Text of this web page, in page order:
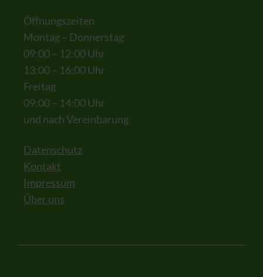
Öffnungszeiten
Montag – Donnerstag
09:00 – 12:00 Uhr
13:00 – 16:00 Uhr
Freitag
09:00 – 14:00 Uhr
und nach Vereinbarung
Datenschutz
Kontakt
Impressum
Über uns